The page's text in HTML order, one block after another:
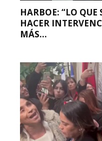
HARBOE: “LO QUE
HACER
MÁS...